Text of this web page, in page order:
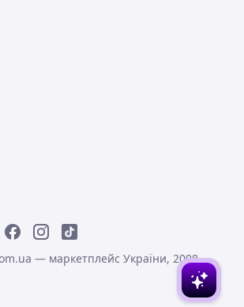
— маркетплейс України, 2008-